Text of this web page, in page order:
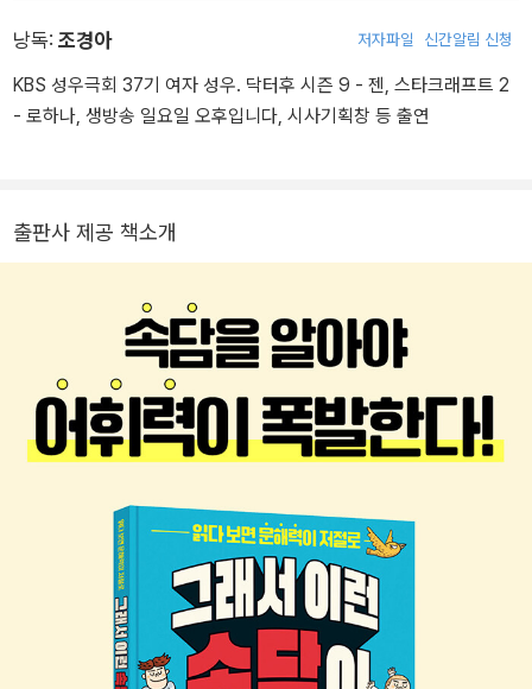
생겼대요」 시리즈는 우리누리의 대표작입니다. 이 책을 읽고 어린이
에게 꼭 필요한 사회 상식을 재미있게 익혀 보세요.
낭독: 조경아 저자파일 신간알림 신청
KBS 성우극회 37기 여자 성우. 닥터후 시즌 9 - 젠, 스타크래프트 2
- 로하나, 생방송 일요일 오후입니다, 시사기획창 등 출연
출판사 제공 책소개